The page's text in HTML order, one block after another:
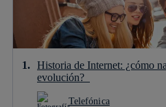
Historia de Internet: ¿cómo
evolución?
Telefónica